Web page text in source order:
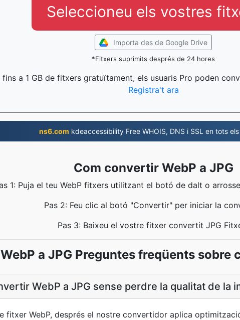
Seleccioneu els vostres
Importa des de Google Drive
*Fitxers suprimits després de 24 hores
a 1 GB de fitxers gratuïtament, els usuaris Pro poden
Registra't ara
ns6.com kdeaccessibility Free WHOIS, DNS i SSL en tots
Com convertir WebP a JPG
1: Puja el teu WebP fitxers utilitzant el botó de dalt o
Pas 2: Feu clic al botó "Convertir" per iniciar la
Pas 3: Baixeu el vostre fitxer convertit JPG
WebP a JPG Preguntes freqüents sobre
WebP a JPG sense perdre la qualitat de la
fitxer WebP, després el nostre convertidor aplica